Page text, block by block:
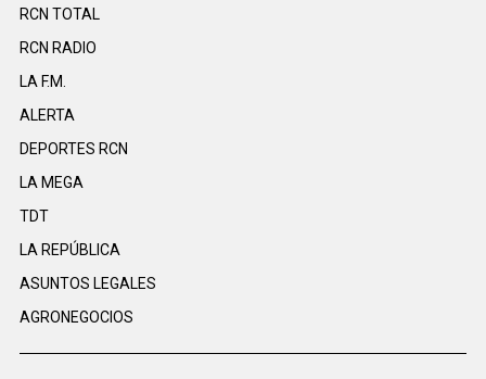
RCN TOTAL
RCN RADIO
LA F.M.
ALERTA
DEPORTES RCN
LA MEGA
TDT
LA REPÚBLICA
ASUNTOS LEGALES
AGRONEGOCIOS